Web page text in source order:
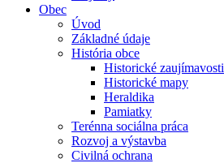
Obec
Úvod
Základné údaje
História obce
Historické zaujímavosti
Historické mapy
Heraldika
Pamiatky
Terénna sociálna práca
Rozvoj a výstavba
Civilná ochrana